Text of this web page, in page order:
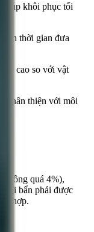
giúp khôi phục tối
thời gian đưa
rất cao so với vật
thân thiện với môi
không quá 4%),
bụi bẩn phải được
hợp.